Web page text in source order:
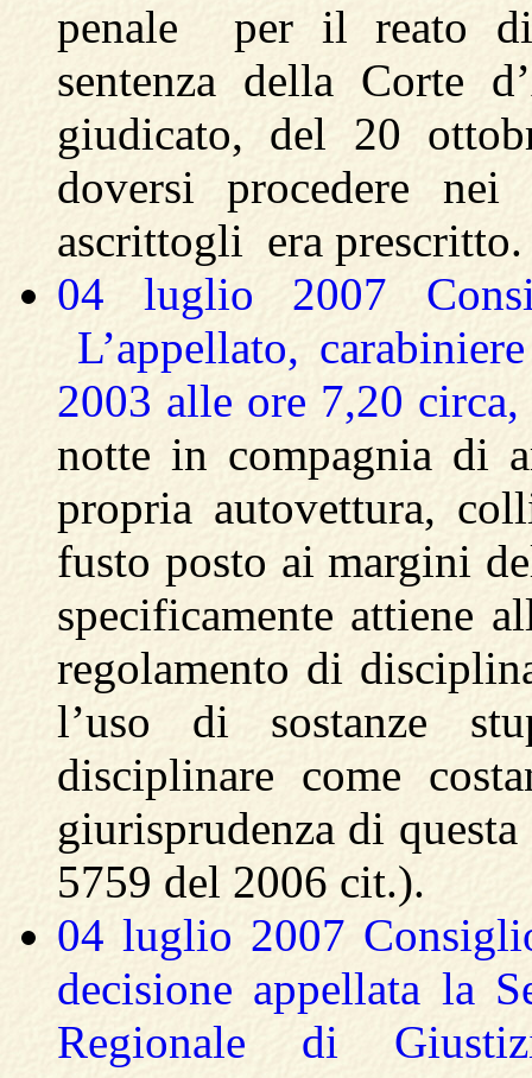
penale per il reato di
sentenza della Corte
giudicato, del 20
doversi procedere
ascrittogli era prescritto.
04 luglio 2007
L’appellato,
2003 alle ore 7,20
notte in compagnia di
propria autovettura,
fusto posto ai margini
specificamente attiene
regolamento di
l’uso di sostanze
disciplinare come
giurisprudenza di
5759 del 2006 cit.).
04 luglio 2007
decisione appellata la
Regionale di